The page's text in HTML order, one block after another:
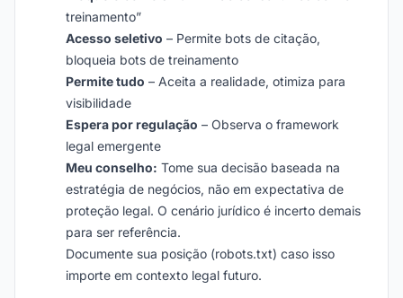
treinamento”
Acesso seletivo – Permite bots de citação,
bloqueia bots de treinamento
Permite tudo – Aceita a realidade, otimiza para
visibilidade
Espera por regulação – Observa o framework
legal emergente
Meu conselho: Tome sua decisão baseada na
estratégia de negócios, não em expectativa de
proteção legal. O cenário jurídico é incerto demais
para ser referência.
Documente sua posição (robots.txt) caso isso
importe em contexto legal futuro.